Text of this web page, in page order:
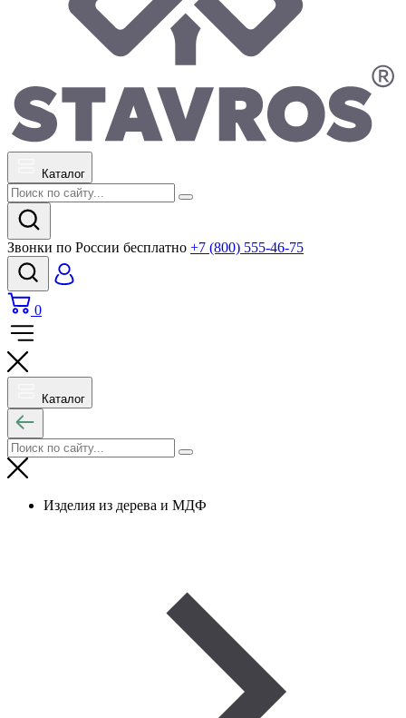
Каталог
Звонки по России бесплатно +7 (800) 555-46-75
0
Каталог
Изделия из дерева и МДФ